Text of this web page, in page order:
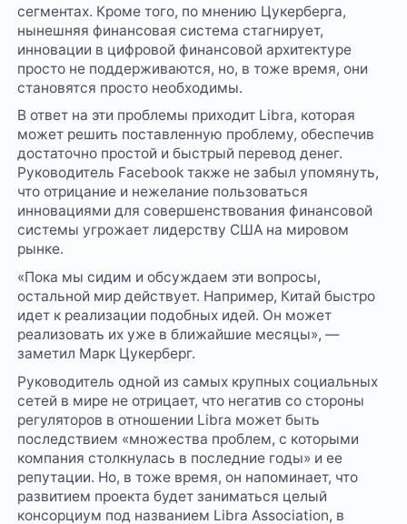
сегментах. Кроме того, по мнению Цукерберга,
нынешняя финансовая система стагнирует,
инновации в цифровой финансовой архитектуре
просто не поддерживаются, но, в тоже время, они
становятся просто необходимы.
В ответ на эти проблемы приходит Libra, которая
может решить поставленную проблему, обеспечив
достаточно простой и быстрый перевод денег.
Руководитель Facebook также не забыл упомянуть,
что отрицание и нежелание пользоваться
инновациями для совершенствования финансовой
системы угрожает лидерству США на мировом
рынке.
«Пока мы сидим и обсуждаем эти вопросы,
остальной мир действует. Например, Китай быстро
идет к реализации подобных идей. Он может
реализовать их уже в ближайшие месяцы», —
заметил Марк Цукерберг.
Руководитель одной из самых крупных социальных
сетей в мире не отрицает, что негатив со стороны
регуляторов в отношении Libra может быть
последствием «множества проблем, с которыми
компания столкнулась в последние годы» и ее
репутации. Но, в тоже время, он напоминает, что
развитием проекта будет заниматься целый
консорциум под названием Libra Association, в